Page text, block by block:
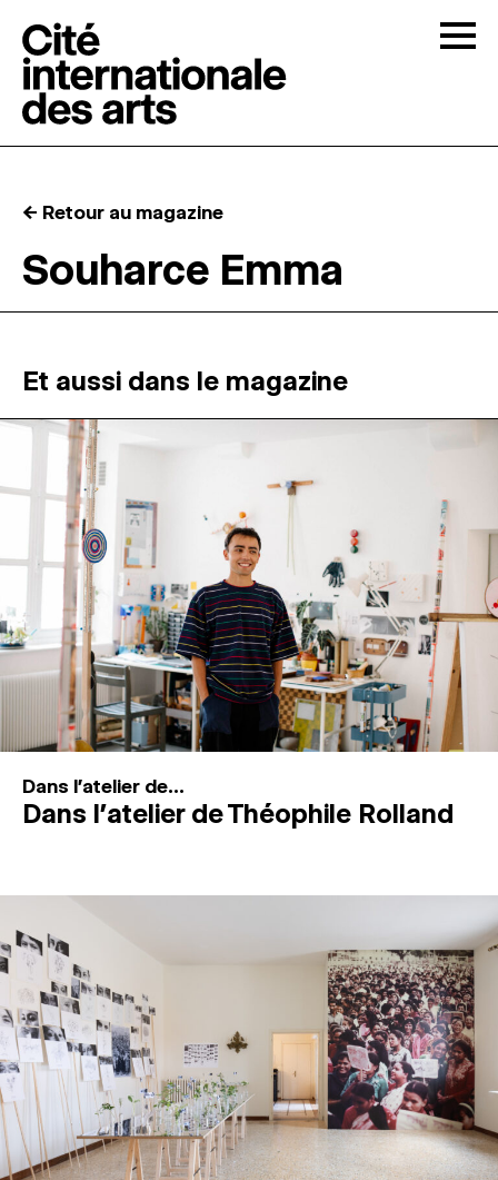
RÉSIDENCES ↓
ATELIERS OUVERTS
PROGRAMMATION
MAGAZINE
ESPACES DE PRATIQUE ARTISTIQUE ↓
Recherche
Connexion
← Retour au magazine
Souharce Emma
Et aussi dans le magazine
Dans l'atelier de...
Dans l’atelier de Théophile Rolland